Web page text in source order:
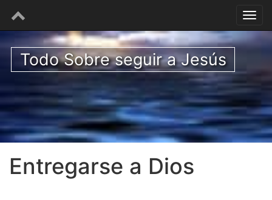
Todo Sobre seguir a Jesús
Entregarse a Dios